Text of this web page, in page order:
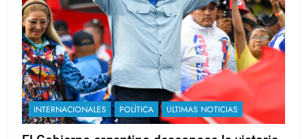
INTERNACIONALES POLÍTICA ULTIMAS NOTICIAS